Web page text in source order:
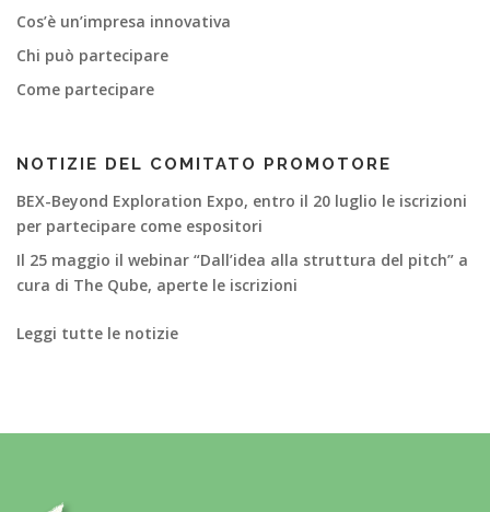
Cos’è un’impresa innovativa
Chi può partecipare
Come partecipare
NOTIZIE DEL COMITATO PROMOTORE
BEX-Beyond Exploration Expo, entro il 20 luglio le iscrizioni
per partecipare come espositori
Il 25 maggio il webinar “Dall’idea alla struttura del pitch” a
cura di The Qube, aperte le iscrizioni
Leggi tutte le notizie